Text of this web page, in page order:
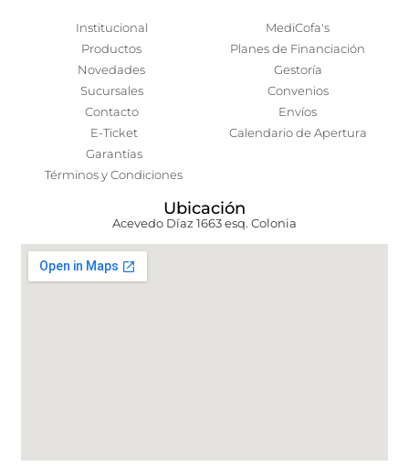
Institucional
Productos
Novedades
Sucursales
Contacto
E-Ticket
Garantías
Términos y Condiciones
MediCofa's
Planes de Financiación
Gestoría
Convenios
Envíos
Calendario de Apertura
Ubicación
Acevedo Díaz 1663 esq. Colonia